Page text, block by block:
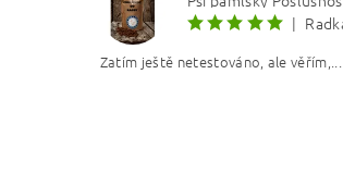
|
Zatím ještě netestováno, ale věřím,...